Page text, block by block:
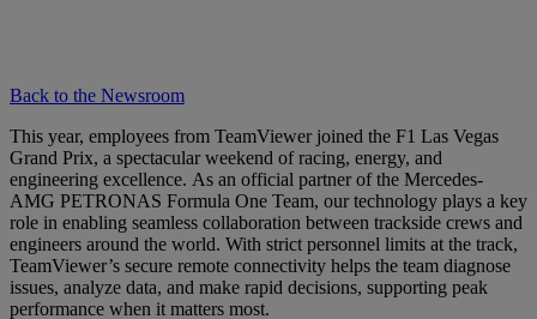
Back to the Newsroom
This year, employees from TeamViewer joined the F1 Las Vegas
Grand Prix, a spectacular weekend of racing, energy, and
engineering excellence. As an official partner of the Mercedes-
AMG PETRONAS Formula One Team, our technology plays a key
role in enabling seamless collaboration between trackside crews and
engineers around the world. With strict personnel limits at the track,
TeamViewer’s secure remote connectivity helps the team diagnose
issues, analyze data, and make rapid decisions, supporting peak
performance when it matters most.